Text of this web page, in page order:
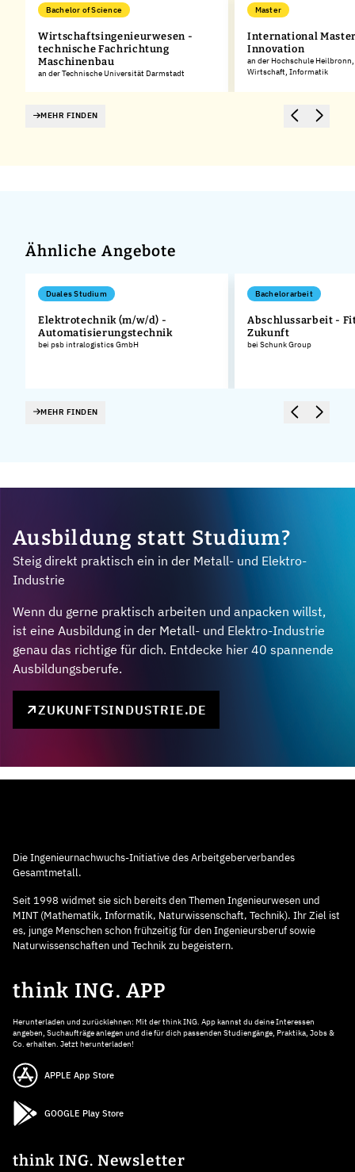
Bachelor of Science
Wirtschaftsingenieurwesen -
technische Fachrichtung
Maschinenbau
an der Technische Universität Darmstadt
Master
International
Innovation
an der Hochschule
Wirtschaft, Informatik
MEHR FINDEN
Ähnliche Angebote
Duales Studium
Elektrotechnik (m/w/d) -
Automatisierungstechnik
bei psb intralogistics GmbH
Bachelorarbeit
Abschlussarbeit -
Zukunft
bei Schunk Group
MEHR FINDEN
Ausbildung statt Studium?
Steig direkt praktisch ein in der Metall- und Elektro-
Industrie
Wenn du gerne praktisch arbeiten und anpacken willst,
ist eine Ausbildung in der Metall- und Elektro-Industrie
genau das richtige für dich. Entdecke hier 40 spannende
Ausbildungsberufe.
ZUKUNFTSINDUSTRIE.DE
Die Ingenieurnachwuchs-Initiative des Arbeitgeberverbandes
Gesamtmetall.
Seit 1998 widmet sie sich bereits den Themen Ingenieurwesen und
MINT (Mathematik, Informatik, Naturwissenschaft, Technik). Ihr Ziel ist
es, junge Menschen schon frühzeitig für den Ingenieursberuf sowie
Naturwissenschaften und Technik zu begeistern.
think ING. APP
Herunterladen und zurücklehnen: Mit der think ING. App kannst du deine Interessen
angeben, Suchaufträge anlegen und die für dich passenden Studiengänge, Praktika, Jobs &
Co. erhalten. Jetzt herunterladen!
APPLE App Store
GOOGLE Play Store
think ING. Newsletter